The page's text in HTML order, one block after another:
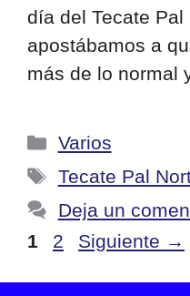
día del Tecate
apostábamos a
más de lo normal
Categorías
Varios
Etiquetas
Tecate Pal
Deja un
Página
1 Página
2 Siguiente →